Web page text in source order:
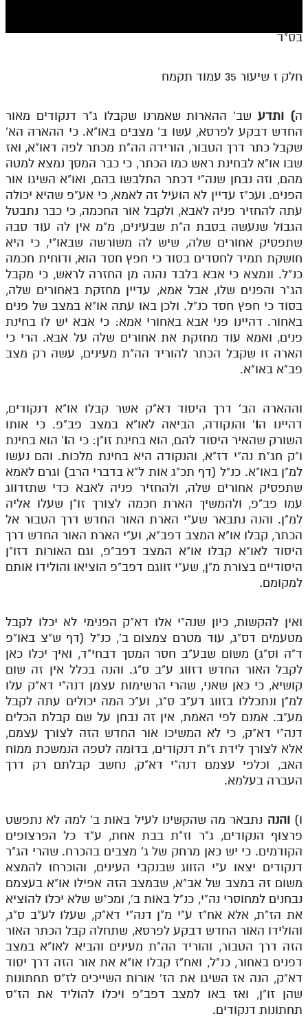
חלק יג
חלק טו
חלק ט"ז
בית שער הכוונות
שידור חי
הזמן סט תע"ס
הזמן סט תלמוד עשר הספירות
מנוע חיפוש בספרים
תלמוד עשר הספירות בעיון
תע"ס חלק ב' עיון
תע"ס חלק ג' עיון
תלמוד עשר הספירות חלק ד
תלמוד עשר הספירות חלק ה
תלמוד עשר הספירות חלק ו
תלמוד עשר הספירות חלק ז
תלמוד עשר הספירות חלק ח
תלמוד עשר הספירות חלק ט
תלמוד עשר הספירות חלק יא
תלמוד עשר הספירות חלק יב
תלמוד עשר הספירות חלק יג
תלמוד עשר הספירות חלק יד
תלמוד עשר הספירות חלק טו
תלמוד עשר הספירות חלק טז
אודות האתר
אודות האתר
אתר הבית
לאתר ספר הרב
דף היומי בזוהר הקדוש
בס"ד
חלק ז שיעור 35 עמוד תקמח
ה) ותדעשב' ההארות שאמרנו שקבלו ג"ר דנקודים מאור
החדש דבקע לפרסא, עשו ב' מצבים באו"א. כי ההארה הא'
שקבל כתר דרך הטבור, הורידה הה"ת מכתר לפה דאו"א, ואז
שבו או"א לבחינת ראש כמו הכתר, כי כבר המסך נמצא למטה
מהם, וזה נבחן שנה"י דכתר התלבשו בהם, ואו"א השיגו אור
הפנים. ועכ"ז עדיין לא הועיל זה לאמא, כי אע"פ שהיא יכולה
עתה להחזיר פניה לאבא, ולקבל אור החכמה, כי כבר נתבטל
הגבול שנעשה בסבת ה"ת שבעינים, מ"מ אין לה עוד סבה
שתפסיק אחורים שלה, שיש לה משורשה שבאו"י, כי היא
חושקת תמיד לחסדים בסוד כי חפץ חסד הוא, ודוחית חכמה
כנ"ל. ונמצא כי אבא בלבד נהנה מן החזרה לראש, כי מקבל
הג"ר והפנים שלו, אבל אמא, עדיין מחזקת באחורים שלה,
בסוד כי חפץ חסד כנ"ל. ולכן באו עתה או"א במצב של פנים
באחור. דהיינו פני אבא באחורי אמא: כי אבא יש לו בחינת
פנים, ואמא עוד מחזקת את אחורים שלה על אבא. הרי כי
הארה זו שקבל הכתר להוריד הה"ת מעינים, עשה רק מצב
פב"א באו"א.
וההארה הב' דרך היסוד דא"ק אשר קבלו או"א דנקודים,
דהיינו הו' והנקודה, הביאה לאו"א במצב פב"פ. כי אותו
השורק שהאיר היסוד להם, הוא בחינת זו"ן: כי הו' הוא בחינת
ו"ק חג"ת נה"י דז"א, והנקודה היא בחינת מלכות. והם נעשו
למ"ן באו"א. כנ"ל (דף תכ"ג אות ל"א בדברי הרב) וגרם לאמא
שתפסיק אחורים שלה, ולהחזיר פניה לאבא כדי שתזדווג
עמו פב"פ, ולהמשיך הארת חכמה לצורך זו"ן שעלו אליה
למ"ן. והנה נתבאר שע"י הארת האור החדש דרך הטבור אל
הכתר, קבלו או"א המצב דפב"א, וע"י הארת האור החדש דרך
היסוד לאו"א קבלו או"א המצב דפב"פ, וגם האורות דזו"ן
היסודיים בצורת מ"ן, שע"י זווגם דפב"פ הוציאו והולידו אותם
למקומם.
ואין להקשות, כיון שנה"י אלו דא"ק הפנימי לא יכלו לקבל
מטעמים דס"ג, עוד מטרם צמצום ב', כנ"ל (דף ש"צ באו"פ
ד"ה וס"ג) משום שבע"ב חסר המסך דבחי"ד, ואיך יכלו כאן
לקבל האור החדש דזווג ע"ב ס"ג. והנה בכלל אין זה שום
קושיא, כי כאן שאני, שהרי הרשימות עצמן דנה"י דא"ק עלו
למ"ן ונתכללו בזווג דע"ב ס"ג, וע"כ המה יכולים עתה לקבל
מע"ב. אמנם לפי האמת, אין זה נבחן על שם קבלת הכלים
דנה"י דא"ק, כי לא המשיכו אור החדש הזה לצורך עצמם,
אלא לצורך לידת ז"ת דנקודים, בדומה לטפה הנמשכת ממוח
האב, וכלפי עצמם דנה"י דא"ק, נחשב קבלתם רק דרך
העברה בעלמא.
ו)והנה נתבאר מה שהקשינו לעיל באות ב' למה לא נתפשט
פרצוף הנקודים, ג"ר וז"ת בבת אחת, ע"ד כל הפרצופים
הקודמים. כי יש כאן מרחק של ג' מצבים בהכרח. שהרי הג"ר
דנקודים יצאו ע"י הזווג שבנקבי העינים, והוכרחו להמצא
משום זה במצב של אב"א, שבמצב הזה אפילו או"א בעצמם
נבחנים למחוסרי נה"י, כנ"ל באות ב', ומכ"ש שלא יכלו להוציא
את הז"ת, אלא אח"ז ע"י מ"ן דנה"י דא"ק, שעלו לע"ב ס"ג,
והולידו האור החדש דבקע לפרסא, שתחלה קבל הכתר האור
הזה דרך הטבור, והוריד הה"ת מעינים והביא לאו"א במצב
דפנים באחור, כנ"ל, ואח"ז קבלו או"א את אור הזה דרך יסוד
דא"ק, הנה אז השיגו את הז' אורות השייכים לז"ס תחתונות
שהן זו"ן, ואז באו למצב דפב"פ ויכלו להוליד את הז"ס
תחתונות דנקודים.